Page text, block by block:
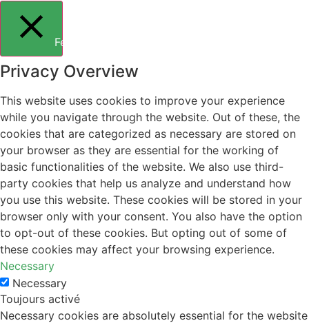
Fermer
Privacy Overview
This website uses cookies to improve your experience
while you navigate through the website. Out of these, the
cookies that are categorized as necessary are stored on
your browser as they are essential for the working of
basic functionalities of the website. We also use third-
party cookies that help us analyze and understand how
you use this website. These cookies will be stored in your
browser only with your consent. You also have the option
to opt-out of these cookies. But opting out of some of
these cookies may affect your browsing experience.
Necessary
Necessary
Toujours activé
Necessary cookies are absolutely essential for the website